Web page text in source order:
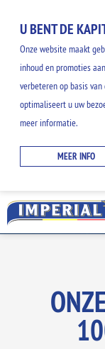
U BENT DE
Onze website maakt
inhoud en promoties
verbeteren op basis
optimaliseert u uw
meer informatie.
MEER INFO